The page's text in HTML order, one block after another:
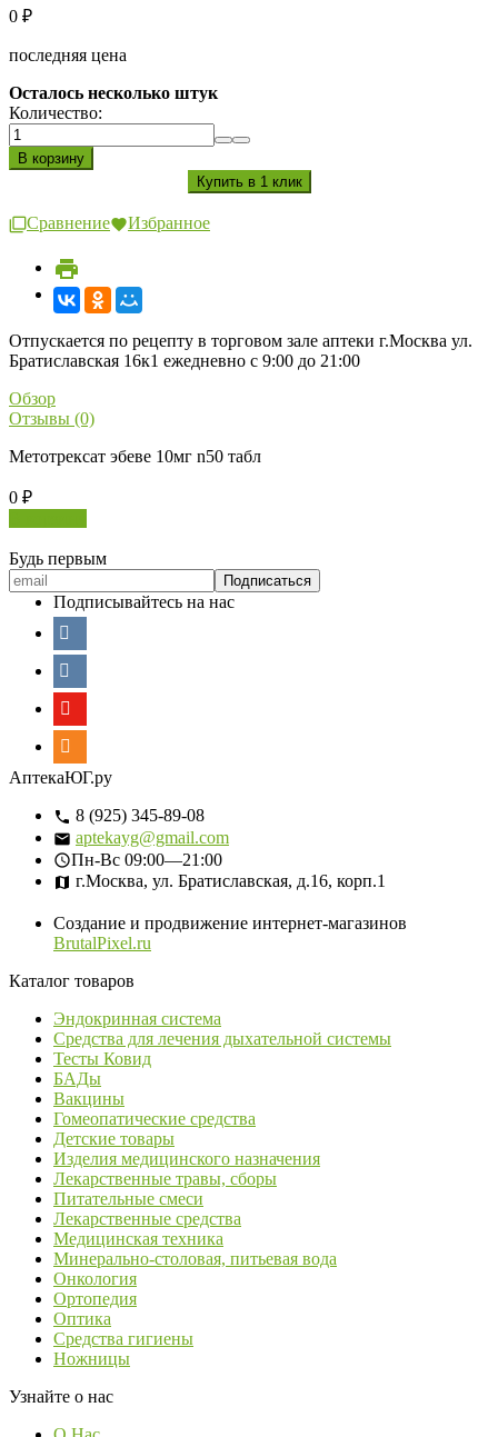
0 ₽
последняя цена
Осталось несколько штук
Количество:
Сравнение Избранное
Отпускается по рецепту в торговом зале аптеки г.Москва ул.
Братиславская 16к1 ежедневно с 9:00 до 21:00
Обзор
Отзывы (0)
Метотрексат эбеве 10мг n50 табл
0 ₽
Будь первым
Подписывайтесь на нас
АптекаЮГ.ру
8 (925) 345-89-08
aptekayg@gmail.com
Пн-Вс 09:00—21:00
г.Москва, ул. Братиславская, д.16, корп.1
Создание и продвижение интернет-магазинов
BrutalPixel.ru
Каталог товаров
Эндокринная система
Средства для лечения дыхательной системы
Тесты Ковид
БАДы
Вакцины
Гомеопатические средства
Детские товары
Изделия медицинского назначения
Лекарственные травы, сборы
Питательные смеси
Лекарственные средства
Медицинская техника
Минерально-столовая, питьевая вода
Онкология
Ортопедия
Оптика
Средства гигиены
Ножницы
Узнайте о нас